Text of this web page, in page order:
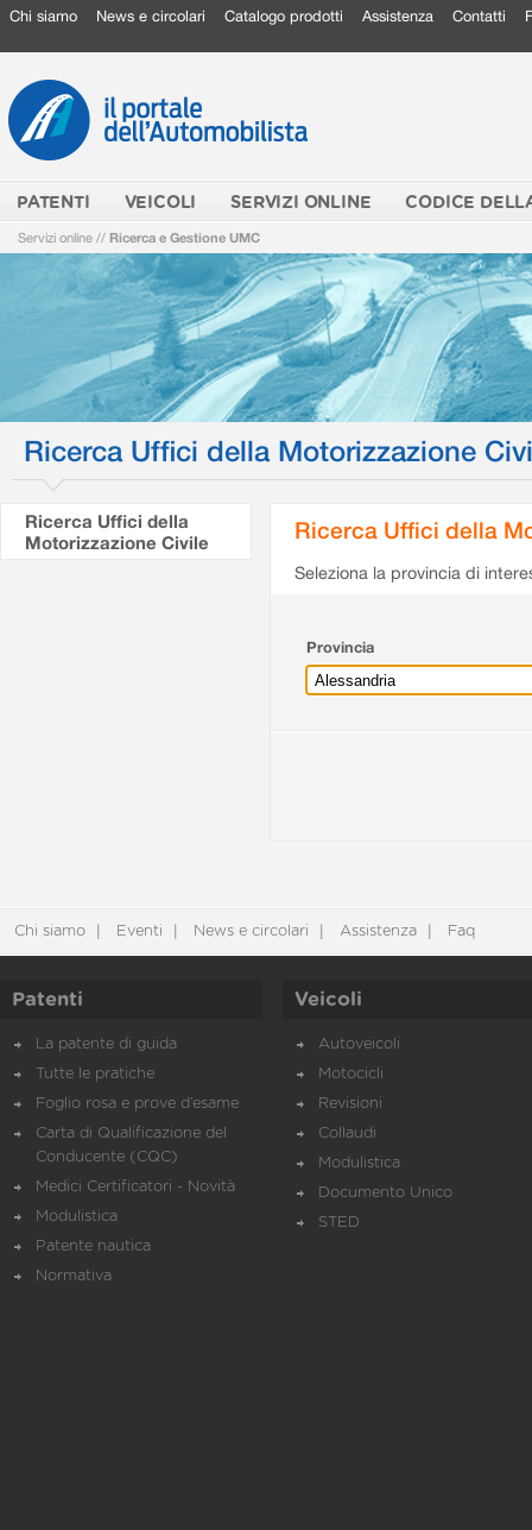
Chi siamo News e circolari Catalogo prodotti Assistenza Contatti
PATENTI VEICOLI SERVIZI ONLINE CODICE
Servizi online // Ricerca e Gestione UMC
Ricerca Uffici della Motorizzazione
Ricerca Uffici della
Motorizzazione Civile
Ricerca Uffici della
Seleziona la provincia di
Provincia
Chi siamo Eventi News e circolari Assistenza Faq
Patenti
La patente di guida
Tutte le pratiche
Foglio rosa e prove d’esame
Carta di Qualificazione del
Conducente (CQC)
Medici Certificatori - Novità
Modulistica
Patente nautica
Normativa
Veicoli
Autoveicoli
Motocicli
Revisioni
Collaudi
Modulistica
Documento Unico
STED